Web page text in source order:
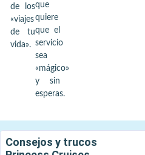
de los
«viajes
de tu
vida».
que
quiere
que el
servicio
sea
«mágico»
y sin
esperas.
Consejos y trucos